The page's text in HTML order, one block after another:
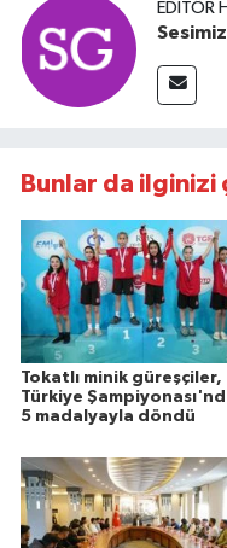
EDITÖR
Bunlar da ilginizi
Tokatlı minik güreşçiler,
Türkiye
5 madalyayla döndü